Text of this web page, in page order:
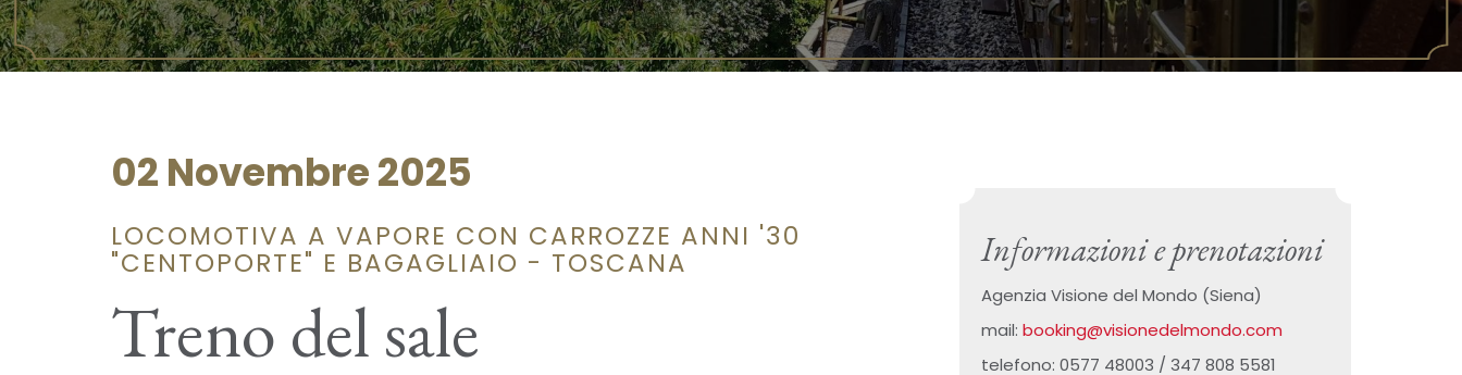
02 Novembre 2025
LOCOMOTIVA A VAPORE CON CARROZZE ANNI '30
"CENTOPORTE" E BAGAGLIAIO - TOSCANA
Treno del sale
Informazioni e prenotazioni
Agenzia Visione del Mondo (Siena)
mail: booking@visionedelmondo.com
telefono: 0577 48003 / 347 808 5581